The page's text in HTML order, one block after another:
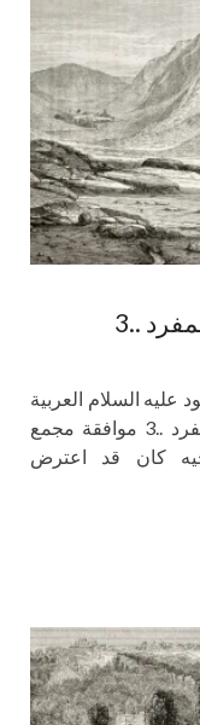
..3
عليه السلام العربية
..298 تمييز الأعداد ثلاثة إلى عشرة بالمفرد ..3 موافقة مجمع
كان قد اعترض